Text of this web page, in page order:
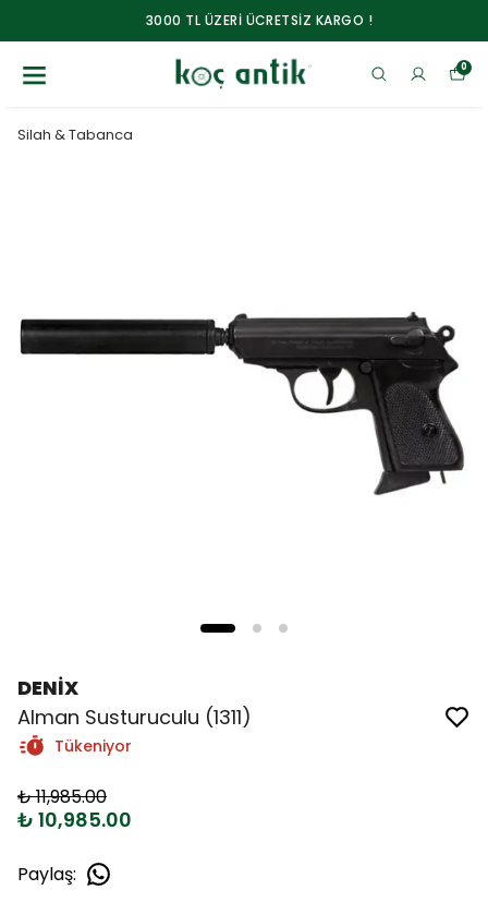
3000 TL ÜZERİ ÜCRETSİZ KARGO !
0
Silah & Tabanca
DENİX
Alman Susturuculu (1311)
Tükeniyor
₺ 11,985.00
₺ 10,985.00
Paylaş: